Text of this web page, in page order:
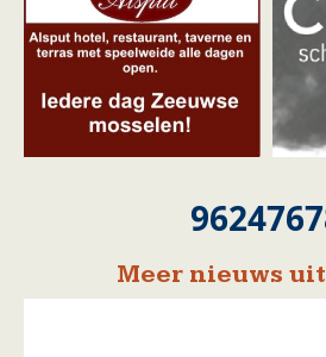
Meer nieuws